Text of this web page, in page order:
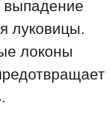
выпадение
луковицы.
локоны